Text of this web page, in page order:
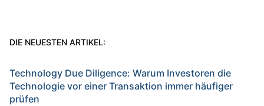
DIE NEUESTEN ARTIKEL:
Technology Due Diligence: Warum Investoren die
Technologie vor einer Transaktion immer häufiger
prüfen